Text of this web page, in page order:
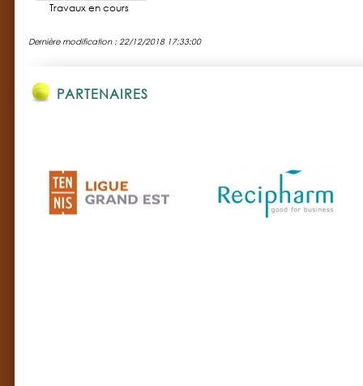
Travaux en cours
Dernière modification : 22/12/2018 17:33:00
PARTENAIRES